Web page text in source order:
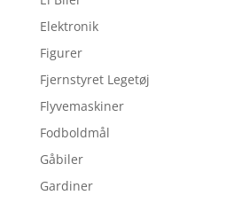
Elektronik
Figurer
Fjernstyret Legetøj
Flyvemaskiner
Fodboldmål
Gåbiler
Gardiner